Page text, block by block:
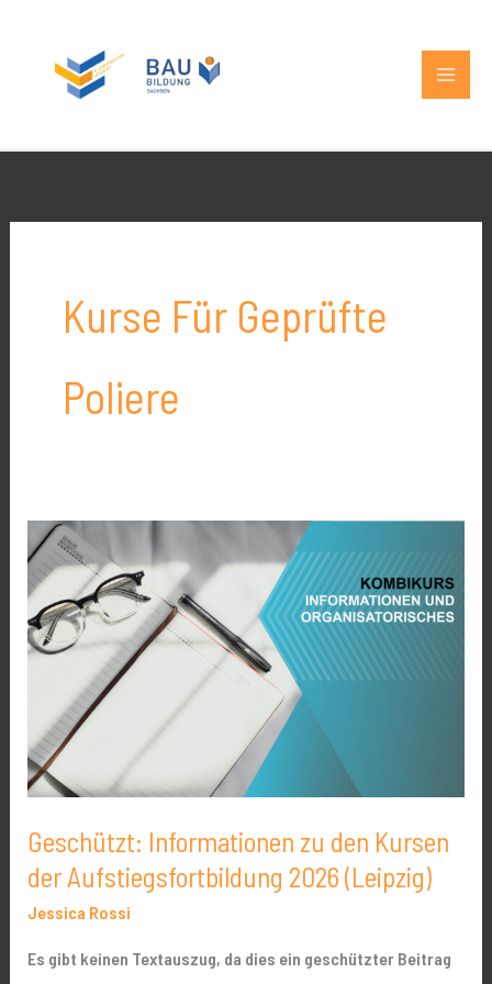
springen
Kurse Für Geprüfte
Poliere
Geschützt: Informationen zu den Kursen
der Aufstiegsfortbildung 2026 (Leipzig)
Jessica Rossi
Es gibt keinen Textauszug, da dies ein geschützter Beitrag
Geschützt:
Informationen
zu
den
Kursen
Aufstiegsfortbildung
2026
(Leipzig)